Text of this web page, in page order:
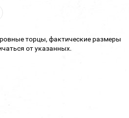
торцы, фактические размеры
от указанных.